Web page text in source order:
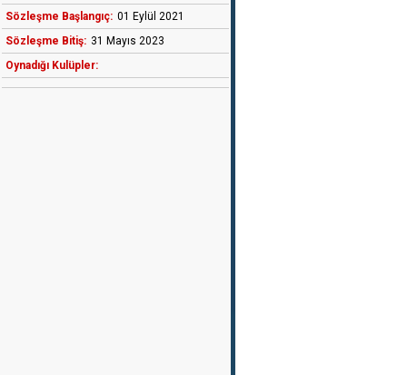
Sözleşme Başlangıç: 01 Eylül 2021
Sözleşme Bitiş: 31 Mayıs 2023
Oynadığı Kulüpler: